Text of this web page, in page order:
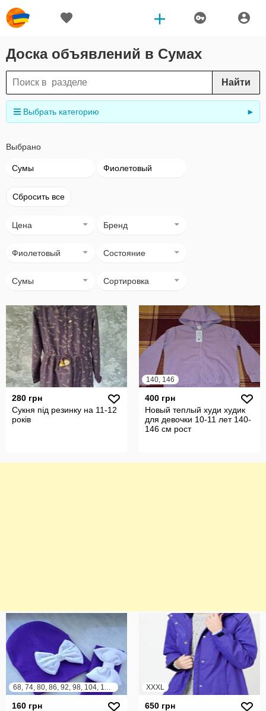
Доска объявлений в Сумах
Найти
Выбрать категорию ►
Выбрано
Сумы Фиолетовый
Сбросить все
Цена Бренд
Фиолетовый Состояние
Сумы Сортировка
280 грн
Сукня під резинку на 11-12
років
140, 146
400 грн
Новый теплый худи худик
для девочки 10-11 лет 140-
146 см рост
68, 74, 80, 86, 92, 98, 104, 110, 116, 122, 128, 134, 140, 146, 152
160 грн
XXXL
650 грн